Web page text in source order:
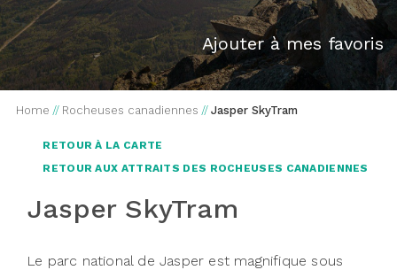
Ajouter à mes favoris
Home // Rocheuses canadiennes // Jasper SkyTram
RETOUR À LA CARTE
RETOUR AUX ATTRAITS DES ROCHEUSES CANADIENNES
Jasper SkyTram
Le parc national de Jasper est magnifique sous